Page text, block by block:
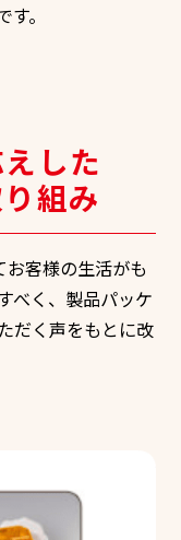
。
した
組み
客様の生活がも
く、 製品パッケ
だく声をもとに改